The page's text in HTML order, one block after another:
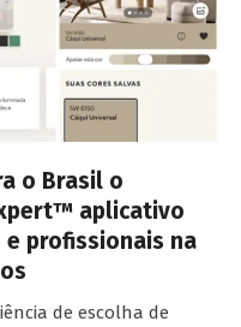
o Brasil o
aplicativo
profissionais na
de escolha de